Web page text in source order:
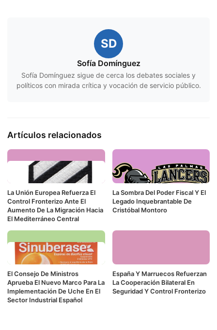
SD
Sofía Domínguez
Sofía Domínguez sigue de cerca los debates sociales y
políticos con mirada crítica y vocación de servicio público.
Artículos relacionados
La Unión Europea Refuerza El
Control Fronterizo Ante El
Aumento De La Migración Hacia
El Mediterráneo Central
La Sombra Del Poder Fiscal Y El
Legado Inquebrantable De
Cristóbal Montoro
El Consejo De Ministros
Aprueba El Nuevo Marco Para La
Implementación De Uche En El
Sector Industrial Español
España Y Marruecos Refuerzan
La Cooperación Bilateral En
Seguridad Y Control Fronterizo